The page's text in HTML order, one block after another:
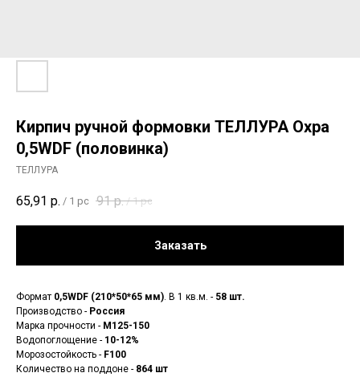
Кирпич ручной формовки ТЕЛЛУРА Охра
0,5WDF (половинка)
ТЕЛЛУРА
65,91 р. / 1 pc 91 р. / 1 pc
Заказать
Формат 0,5WDF (210*50*65 мм). В 1 кв.м. - 58 шт.
Производство - Россия
Марка прочности - М125-150
Водопоглощение - 10-12%
Морозостойкость - F100
Количество на поддоне - 864 шт